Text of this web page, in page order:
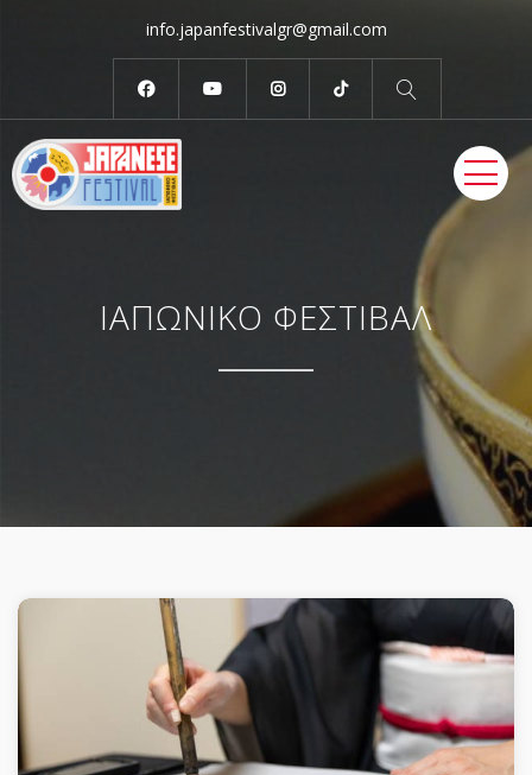
info.japanfestivalgr@gmail.com
ΙΑΠΩΝΙΚΟ ΦΕΣΤΙΒΑΛ